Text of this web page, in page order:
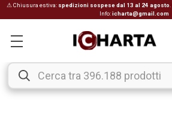
⚠ Chiusura estiva: spedizioni sospese dal 13 al 24 agosto
Info:icharta@gmail.com